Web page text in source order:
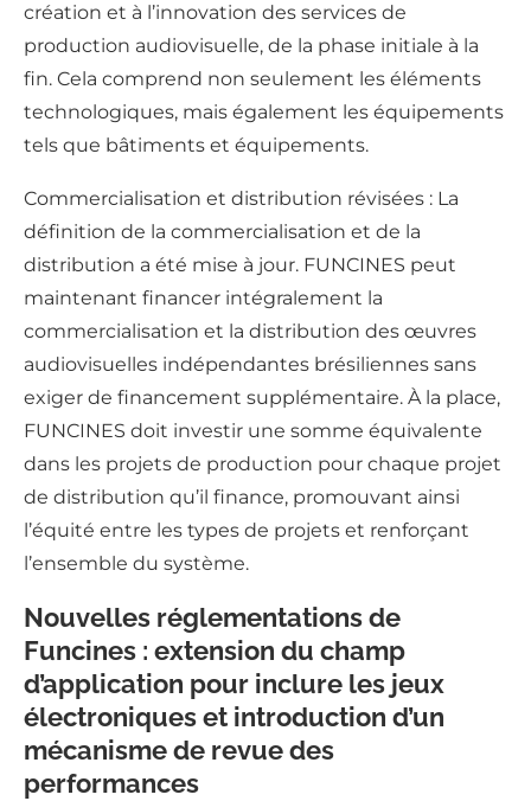
création et à l’innovation des services de
production audiovisuelle, de la phase initiale à la
fin. Cela comprend non seulement les éléments
technologiques, mais également les équipements
tels que bâtiments et équipements.
Commercialisation et distribution révisées : La
définition de la commercialisation et de la
distribution a été mise à jour. FUNCINES peut
maintenant financer intégralement la
commercialisation et la distribution des œuvres
audiovisuelles indépendantes brésiliennes sans
exiger de financement supplémentaire. À la place,
FUNCINES doit investir une somme équivalente
dans les projets de production pour chaque projet
de distribution qu’il finance, promouvant ainsi
l’équité entre les types de projets et renforçant
l’ensemble du système.
Nouvelles réglementations de
Funcines : extension du champ
d’application pour inclure les jeux
électroniques et introduction d’un
mécanisme de revue des
performances